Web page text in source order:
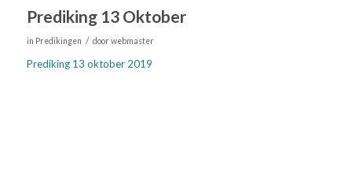
Prediking 13 Oktober
in Predikingen / doorwebmaster
Prediking 13 oktober 2019